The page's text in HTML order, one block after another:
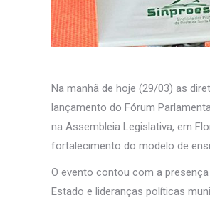
Na manhã de hoje (29/03) as
lançamento do Fórum
na Assembleia Legislativa, em
fortalecimento do modelo de
O evento contou com a
Estado e lideranças políticas